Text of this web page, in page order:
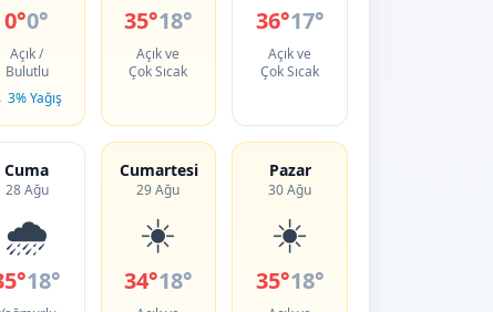
0°0°
Açık /
Bulutlu
3% Yağış
35°18°
Açık ve
Çok Sıcak
36°17°
Açık ve
Çok Sıcak
Cuma
28 Ağu
🌧️
18°
Cumartesi
29 Ağu
☀️
34°18°
Pazar
30 Ağu
☀️
35°18°